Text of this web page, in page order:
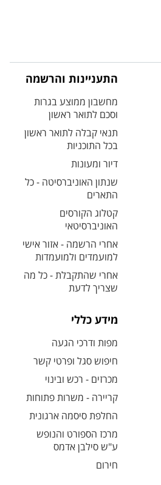
התעניינות והרשמה
מחשבון ממוצע בגרות
וסכם לתואר ראשון
תנאי קבלה לתואר ראשון
בכל התוכניות
דיור ומעונות
שנתון האוניברסיטה - כל
התארים
קטלוג הקורסים
האוניברסיטאי
אחרי הרשמה - אזור אישי
למועמדים ולמועמדות
אחרי שהתקבלת - כל מה
שצריך לדעת
מידע כללי
מפות ודרכי הגעה
חיפוש סגל ופרטי קשר
מכרזים - רכש ובינוי
קריירה - משרות פתוחות
החלפת סיסמה ארגונית
מרכז הספורט והנופש
ע"ש סילבן אדמס
חירום